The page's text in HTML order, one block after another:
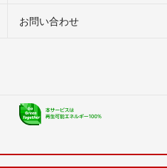
お問い合わせ